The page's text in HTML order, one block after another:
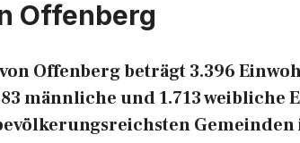
Offenberg
Offenberg beträgt 3.396
männliche und 1.713 weibliche